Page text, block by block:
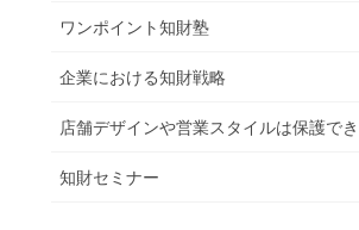
ワンポイント知財塾
企業における知財戦略
店舗デザインや営業スタイルは保護で
知財セミナー